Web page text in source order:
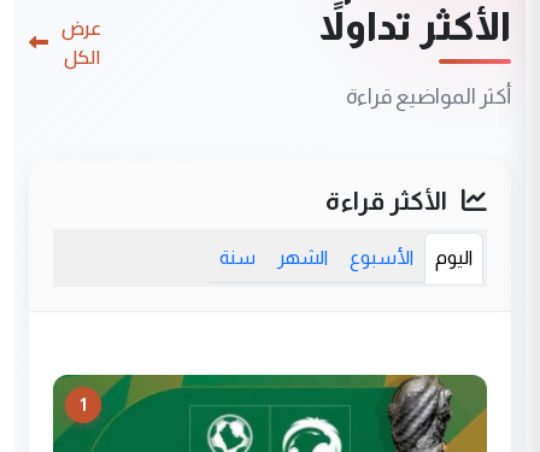
الأكثر تداولاً
أكثر المواضيع قراءة
عرض
الكل
الأكثر قراءة
اليوم الأسبوع الشهر سنة
1